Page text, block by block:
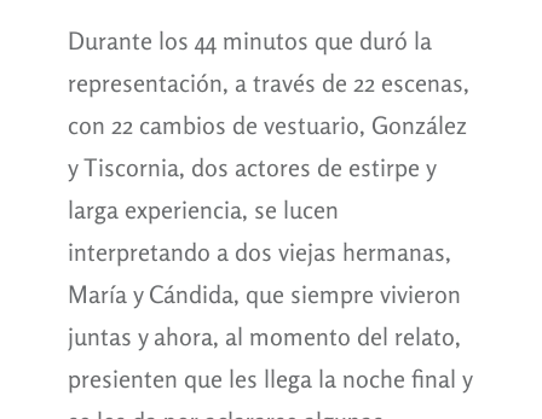
Durante los 44 minutos que duró la
representación, a través de 22 escenas,
con 22 cambios de vestuario, González
y Tiscornia, dos actores de estirpe y
larga experiencia, se lucen
interpretando a dos viejas hermanas,
María y Cándida, que siempre vivieron
juntas y ahora, al momento del relato,
presienten que les llega la noche final y